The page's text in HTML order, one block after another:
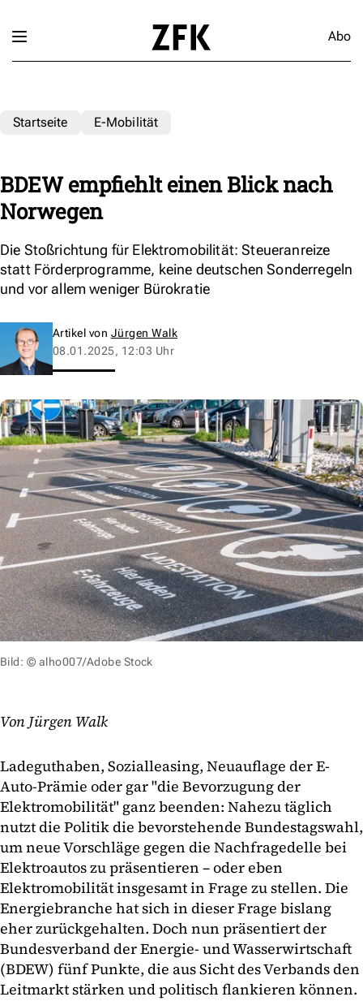
Abo
Startseite E-Mobilität
BDEW empfiehlt einen Blick nach
Norwegen
Die Stoßrichtung für Elektromobilität: Steueranreize
statt Förderprogramme, keine deutschen Sonderregeln
und vor allem weniger Bürokratie
Artikel von Jürgen Walk
08.01.2025, 12:03 Uhr
Bild: © alho007/Adobe Stock
Von Jürgen Walk
Ladeguthaben, Sozialleasing, Neuauflage der E-
Auto-Prämie oder gar "die Bevorzugung der
Elektromobilität" ganz beenden: Nahezu täglich
nutzt die Politik die bevorstehende Bundestagswahl,
um neue Vorschläge gegen die Nachfragedelle bei
Elektroautos zu präsentieren – oder eben
Elektromobilität insgesamt in Frage zu stellen. Die
Energiebranche hat sich in dieser Frage bislang
eher zurückgehalten. Doch nun präsentiert der
Bundesverband der Energie- und Wasserwirtschaft
(BDEW) fünf Punkte, die aus Sicht des Verbands den
Leitmarkt stärken und politisch flankieren können.